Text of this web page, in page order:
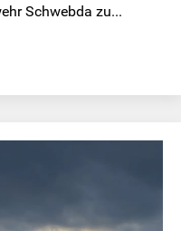
Schwebda zu...